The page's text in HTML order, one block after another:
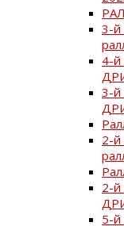
3-й
4-
3-й
2-й
2-
5-й